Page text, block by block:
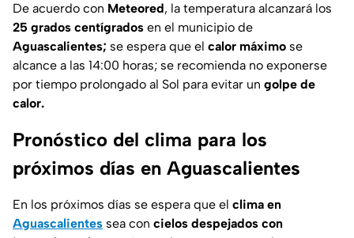
De acuerdo con Meteored, la temperatura alcanzará los
25 grados centígrados en el municipio de
Aguascalientes; se espera que el calor máximo se
alcance a las 14:00 horas; se recomienda no exponerse
por tiempo prolongado al Sol para evitar un golpe de
calor.
Pronóstico del clima para los
próximos días en Aguascalientes
En los próximos días se espera que el clima en
Aguascalientes sea con cielos despejados con